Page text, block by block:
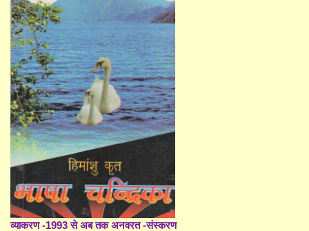
व्याकरण -1993 से अब तक अनवरत -संस्करण